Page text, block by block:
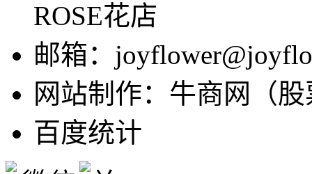
ROSE花店
邮箱：
网站制作：牛商网（
百度统计